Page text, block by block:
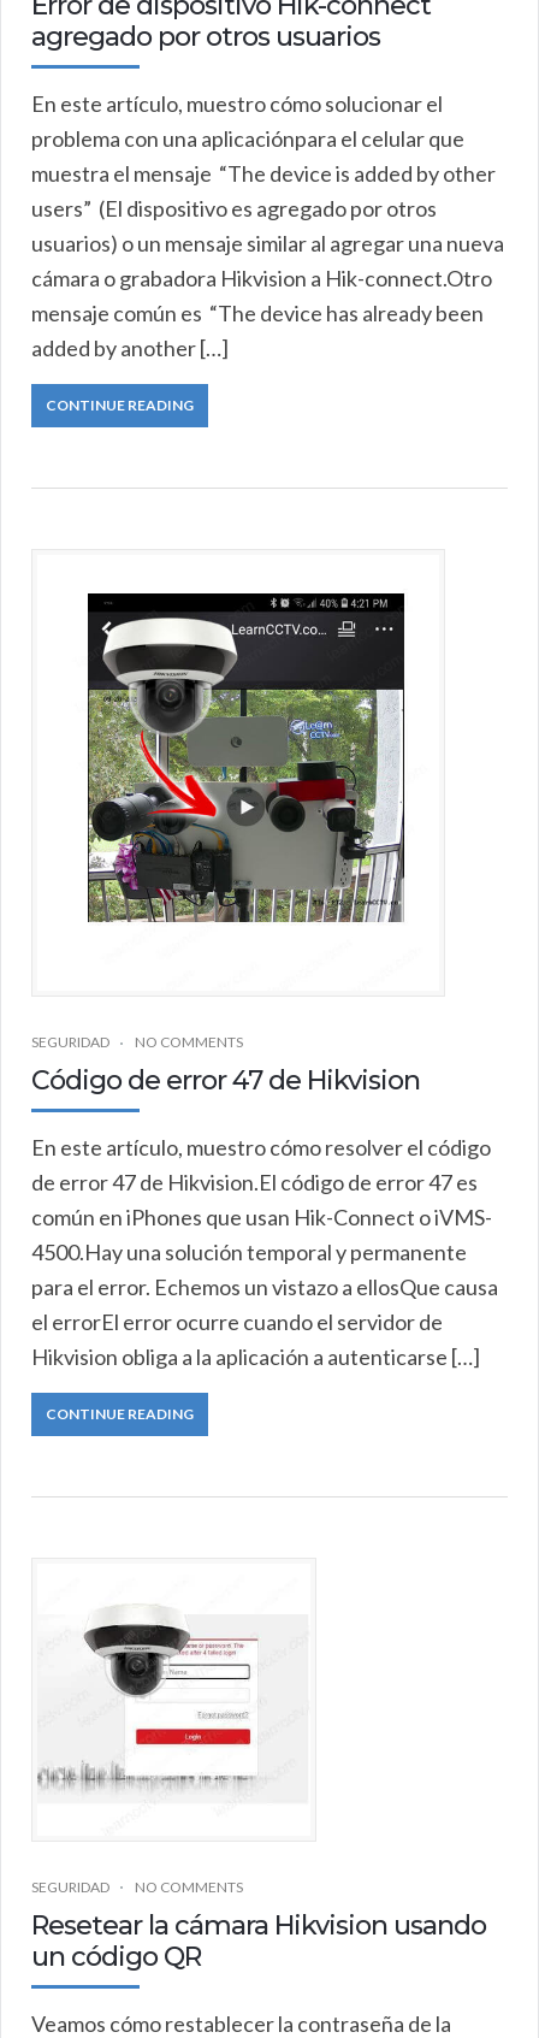
agregado por otros usuarios
En este artículo, muestro cómo solucionar el
problema con una aplicaciónpara el celular que
muestra el mensaje “The device is added by other
users” (El dispositivo es agregado por otros
usuarios) o un mensaje similar al agregar una nueva
cámara o grabadora Hikvision a Hik-connect.Otro
mensaje común es “The device has already been
added by another […]
CONTINUE READING
SEGURIDAD NO COMMENTS
Código de error 47 de Hikvision
En este artículo, muestro cómo resolver el código
de error 47 de Hikvision.El código de error 47 es
común en iPhones que usan Hik-Connect o iVMS-
4500.Hay una solución temporal y permanente
para el error. Echemos un vistazo a ellosQue causa
el errorEl error ocurre cuando el servidor de
Hikvision obliga a la aplicación a autenticarse […]
CONTINUE READING
SEGURIDAD NO COMMENTS
Resetear la cámara Hikvision usando
un código QR
Veamos cómo restablecer la contraseña de la